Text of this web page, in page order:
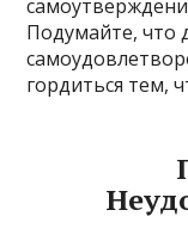
Подумайте, что
гордиться тем,